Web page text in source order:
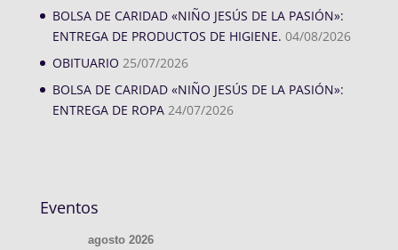
BOLSA DE CARIDAD «NIÑO JESÚS DE LA PASIÓN»:
ENTREGA DE PRODUCTOS DE HIGIENE. 04/08/2026
OBITUARIO 25/07/2026
BOLSA DE CARIDAD «NIÑO JESÚS DE LA PASIÓN»:
ENTREGA DE ROPA 24/07/2026
Eventos
agosto 2026